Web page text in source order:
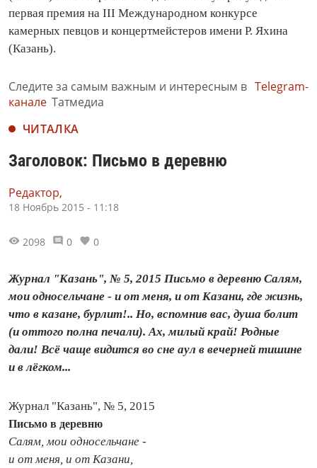
первая премия на III Международном конкурсе
камерных певцов и концертмейстеров имени Р. Яхина
(Казань).
Следите за самым важным и интересным в Telegram-
канале Татмедиа
ЧИТАЛКА
Заголовок: Письмо в деревню
Редактор,
18 Ноябрь 2015 - 11:18
2098 0 0
Журнал "Казань", № 5, 2015 Письмо в деревню Салям,
мои односельчане - и от меня, и от Казани, где жизнь,
что в казане, бурлит!.. Но, вспомнив вас, душа болит
(и оттого полна печали). Ах, милый край! Родные
дали! Всё чаще видится во сне аул в вечерней тишине
и в лёгком...
Журнал "Казань", № 5, 2015
Письмо в деревню
Салям, мои односельчане -
и от меня, и от Казани,